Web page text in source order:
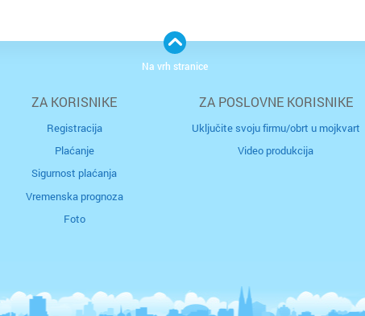
Benkovac
Brezovica
ZA KORISNIKE
Registracija
Plaćanje
Sigurnost plaćanja
Vremenska prognoza
Foto
ZA POSLOVNE KORISNIKE
Uključite svoju firmu/obrt u mojkvart
Video produkcija
Na vrh stranice